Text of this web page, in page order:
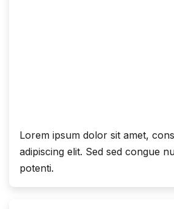
Lorem ipsum dolor sit amet,
adipiscing elit. Sed sed congue
potenti.